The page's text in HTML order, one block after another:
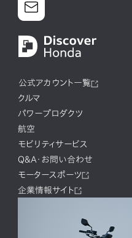
公式アカウント一覧
クルマ
パワープロダクツ
航空
モビリティサービス
Q&A・お問い合わせ
モータースポーツ
企業情報サイト